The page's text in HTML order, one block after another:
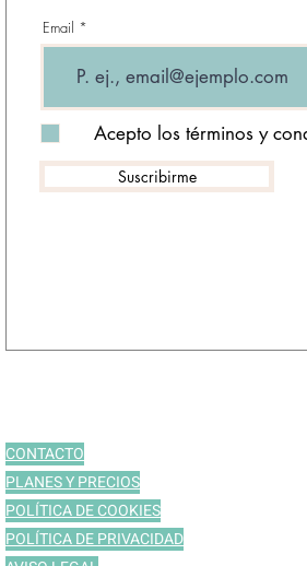
Email
Acepto los términos y
Suscribirme
CONTACTO
PLANES Y PRECIOS
POLÍTICA DE COOKIES
POLÍTICA DE PRIVACIDAD